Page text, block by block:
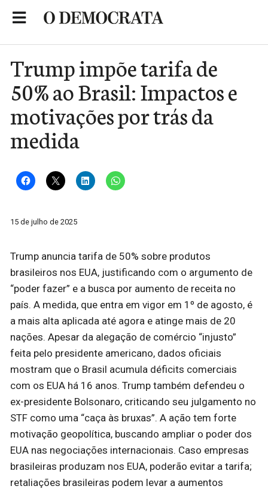
Trump impõe tarifa de
50% ao Brasil: Impactos e
motivações por trás da
medida
15 de julho de 2025
Trump anuncia tarifa de 50% sobre produtos
brasileiros nos EUA, justificando com o argumento de
“poder fazer” e a busca por aumento de receita no
país. A medida, que entra em vigor em 1º de agosto, é
a mais alta aplicada até agora e atinge mais de 20
nações. Apesar da alegação de comércio “injusto”
feita pelo presidente americano, dados oficiais
mostram que o Brasil acumula déficits comerciais
com os EUA há 16 anos. Trump também defendeu o
ex-presidente Bolsonaro, criticando seu julgamento no
STF como uma “caça às bruxas”. A ação tem forte
motivação geopolítica, buscando ampliar o poder dos
EUA nas negociações internacionais. Caso empresas
brasileiras produzam nos EUA, poderão evitar a tarifa;
retaliações brasileiras podem levar a aumentos